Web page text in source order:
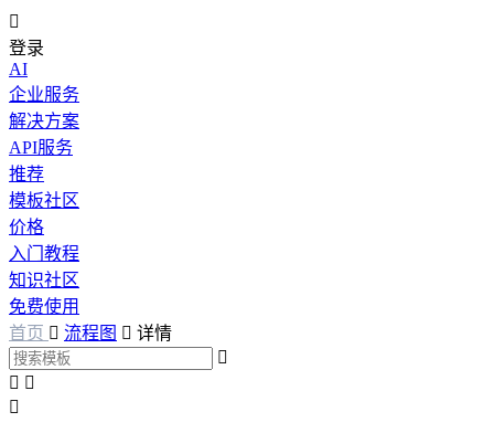

登录
AI
企业服务
解决方案
API服务
推荐
模板社区
价格
入门教程
知识社区
免费使用
首页  流程图  详情

 
